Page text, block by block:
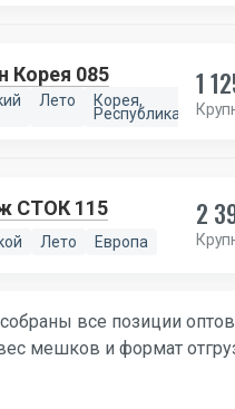
085
Лето Корея,
Республика
1
СТОК 115
Лето Европа
2
все позиции
мешков и формат